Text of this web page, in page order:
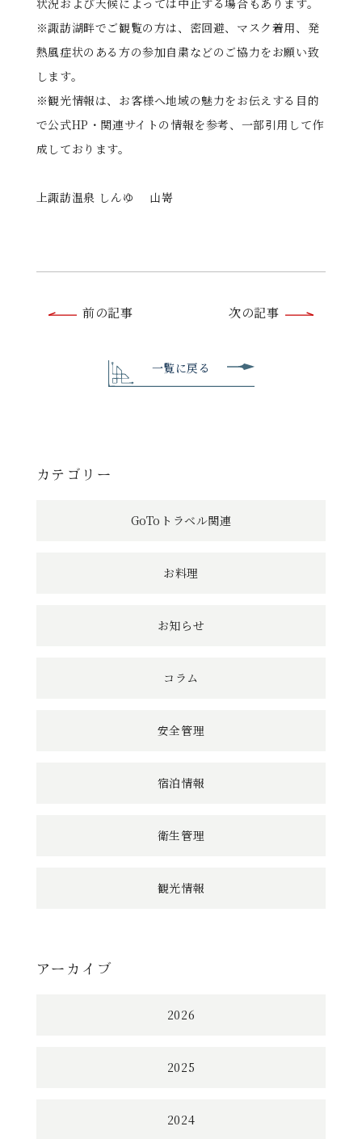
状況および天候によっては中止する場合もあります。
※諏訪湖畔でご観覧の方は、密回避、マスク着用、発
熱風症状のある方の参加自粛などのご協力をお願い致
します。
※観光情報は、お客様へ地域の魅力をお伝えする目的
で公式HP・関連サイトの情報を参考、一部引用して作
成しております。
上諏訪温泉 しんゆ 山嵜
へ
前の記事 次の記事
一覧に戻る
カテゴリー
GoToトラベル関連
お料理
お知らせ
コラム
安全管理
宿泊情報
衛生管理
観光情報
アーカイブ
2026
2025
2024